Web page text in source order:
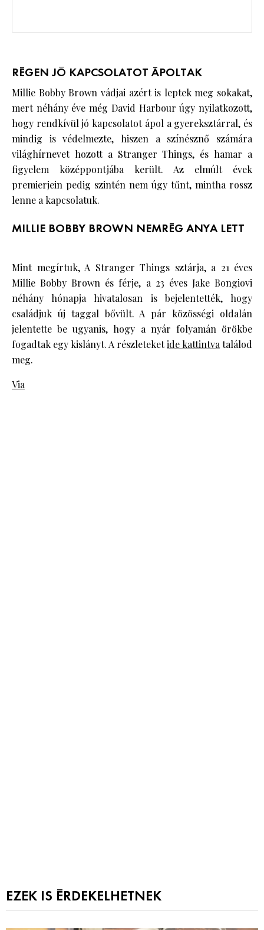
RÉGEN JÓ KAPCSOLATOT ÁPOLTAK
Millie Bobby Brown vádjai azért is leptek meg sokakat,
mert néhány éve még David Harbour úgy nyilatkozott,
hogy rendkívül jó kapcsolatot ápol a gyereksztárral, és
mindig is védelmezte, hiszen a színésznő számára
világhírnevet hozott a Stranger Things, és hamar a
figyelem középpontjába került. Az elmúlt évek
premierjein pedig szintén nem úgy tűnt, mintha rossz
lenne a kapcsolatuk.
MILLIE BOBBY BROWN NEMRÉG ANYA LETT
Mint megírtuk, A Stranger Things sztárja, a 21 éves
Millie Bobby Brown és férje, a 23 éves Jake Bongiovi
néhány hónapja hivatalosan is bejelentették, hogy
családjuk új taggal bővült. A pár közösségi oldalán
jelentette be ugyanis, hogy a nyár folyamán örökbe
fogadtak egy kislányt. A részleteketide kattintvatalálod
meg.
Via
EZEK IS ÉRDEKELHETNEK